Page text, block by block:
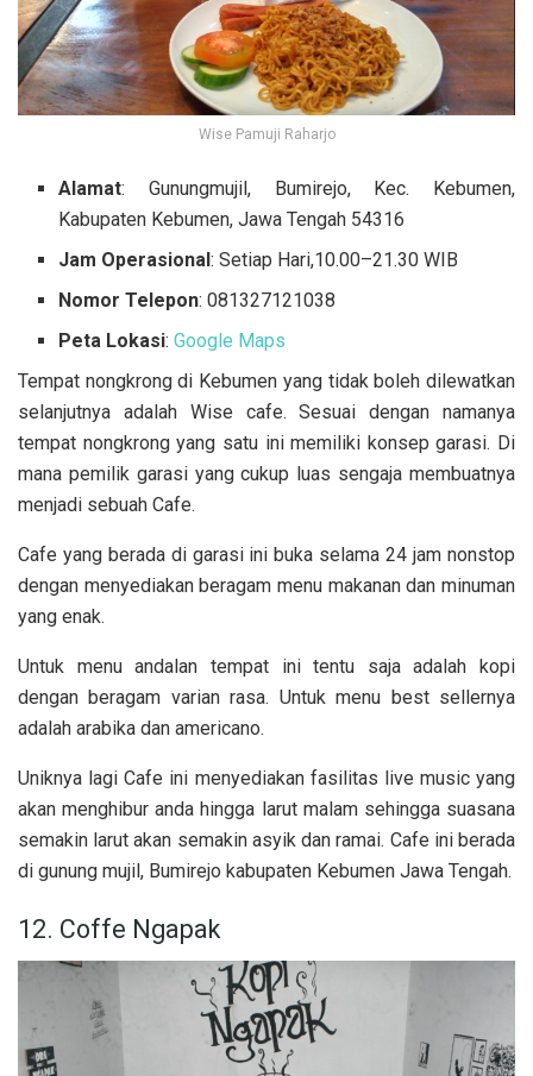
Wise Pamuji Raharjo
Alamat: Gunungmujil, Bumirejo, Kec. Kebumen,
Kabupaten Kebumen, Jawa Tengah 54316
Jam Operasional: Setiap Hari,10.00–21.30 WIB
Nomor Telepon: 081327121038
Peta Lokasi:Google Maps
Tempat nongkrong di Kebumen yang tidak boleh dilewatkan
selanjutnya adalah Wise cafe. Sesuai dengan namanya
tempat nongkrong yang satu ini memiliki konsep garasi. Di
mana pemilik garasi yang cukup luas sengaja membuatnya
menjadi sebuah Cafe.
Cafe yang berada di garasi ini buka selama 24 jam nonstop
dengan menyediakan beragam menu makanan dan minuman
yang enak.
Untuk menu andalan tempat ini tentu saja adalah kopi
dengan beragam varian rasa. Untuk menu best sellernya
adalah arabika dan americano.
Uniknya lagi Cafe ini menyediakan fasilitas live music yang
akan menghibur anda hingga larut malam sehingga suasana
semakin larut akan semakin asyik dan ramai. Cafe ini berada
di gunung mujil, Bumirejo kabupaten Kebumen Jawa Tengah.
12. Coffe Ngapak